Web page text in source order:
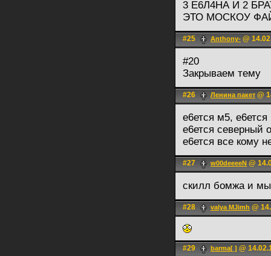
3 Е6Л4НА И 2
ЭТО МОСКОУ
#25 Anthony- @
#20
Закрываем тему
#26 Ленина пакет @
е6ется м5, е6ется
е6ется северный
е6ется все кому
#27 w00deeeeN @
скилл бомжа и
#28 valya MJimh @
#29 barma[ ] @